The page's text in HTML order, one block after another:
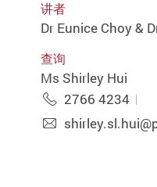
讲者
Dr Eunice Choy &
查询
Ms Shirley Hui
2766 4234